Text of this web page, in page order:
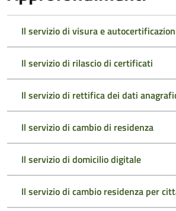
Il servizio di visura e
Il servizio di rilascio di certificati
Il servizio di rettifica dei dati
Il servizio di cambio di residenza
Il servizio di domicilio digitale
Il servizio di cambio residenza per